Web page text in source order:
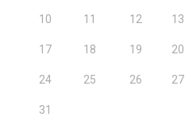
10 11 12 13
17 18 19 20
24 25 26 27
31